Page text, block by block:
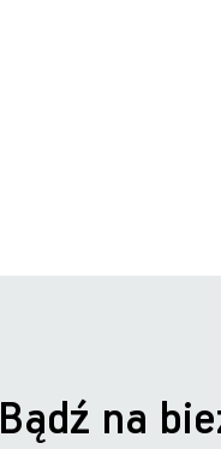
Bądź na